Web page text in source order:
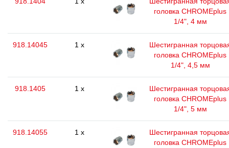
головка CHROMEplus
1/4", 4 мм
918.14045 1 x
Шестигранная
головка CHROMEplus
1/4", 4,5 мм
918.1405 1 x
Шестигранная
головка CHROMEplus
1/4", 5 мм
918.14055 1 x
Шестигранная
головка CHROMEplus